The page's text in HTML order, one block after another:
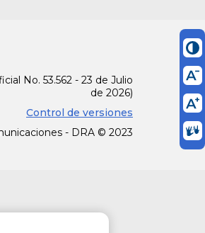
No. 53.562 - 23 de Julio
de 2026)
Control de versiones
- DRA © 2023